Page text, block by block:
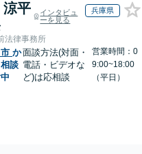
涼平
インタビュ
ーを見る
兵庫県
法律事務所
か
談
面談方法(対面・
電話・ビデオな
ど)は応相談
営業時間：0
9:00~18:00
（平日）